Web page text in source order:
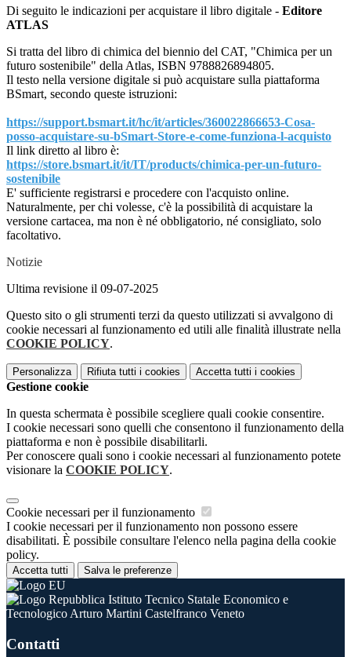
Di seguito le indicazioni per acquistare il libro digitale - Editore
ATLAS
Si tratta del libro di chimica del biennio del CAT, "Chimica per un
futuro sostenibile" della Atlas, ISBN 9788826894805.
Il testo nella versione digitale si può acquistare sulla piattaforma
BSmart, secondo queste istruzioni:
https://support.bsmart.it/hc/it/articles/360022866653-Cosa-
posso-acquistare-su-bSmart-Store-e-come-funziona-l-acquisto
Il link diretto al libro è:
https://store.bsmart.it/it/IT/products/chimica-per-un-futuro-
sostenibile
E' sufficiente registrarsi e procedere con l'acquisto online.
Naturalmente, per chi volesse, c'è la possibilità di acquistare la
versione cartacea, ma non è né obbligatorio, né consigliato, solo
facoltativo.
Notizie
Ultima revisione il 09-07-2025
Questo sito o gli strumenti terzi da questo utilizzati si avvalgono di
cookie necessari al funzionamento ed utili alle finalità illustrate nella
COOKIE POLICY.
Personalizza Rifiuta tutti i cookies Accetta tutti i cookies
Gestione cookie
In questa schermata è possibile scegliere quali cookie consentire.
I cookie necessari sono quelli che consentono il funzionamento della
piattaforma e non è possibile disabilitarli.
Per conoscere quali sono i cookie necessari al funzionamento potete
visionare la COOKIE POLICY.
Cookie necessari per il funzionamento
I cookie necessari per il funzionamento non possono essere
disabilitati. È possibile consultare l'elenco nella pagina della cookie
policy.
Accetta tutti Salva le preferenze
Istituto Tecnico Statale Economico e
Tecnologico Arturo Martini Castelfranco Veneto
Contatti